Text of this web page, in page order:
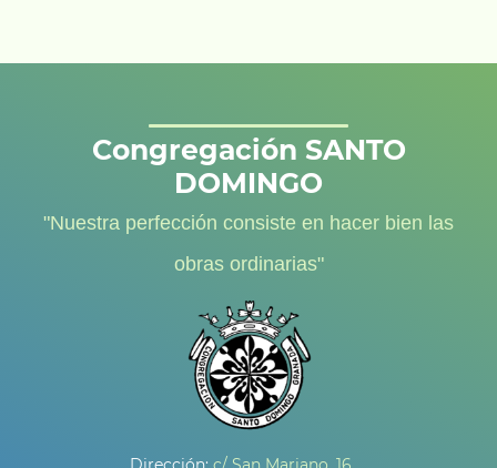
Congregación SANTO
DOMINGO
"Nuestra perfección consiste en hacer bien las
obras ordinarias"